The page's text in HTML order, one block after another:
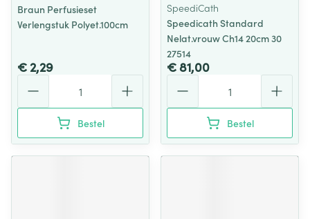
Braun Perfusieset
Verlengstuk Polyet.100cm
€ 2,29
Bestel
SpeediCath
Speedicath Standard
Nelat.vrouw Ch14 20cm 30
27514
€ 81,00
Bestel